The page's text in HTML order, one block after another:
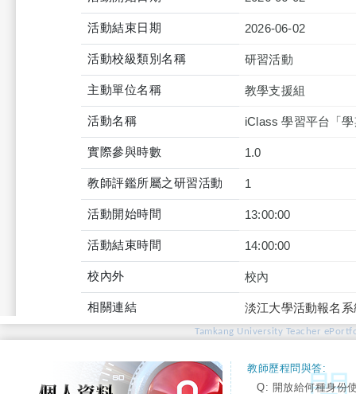
活動結束日期 2026-06-02
活動校級類別名稱 研習活動
主動單位名稱 教學支援組
活動名稱 iClass 學習平台「
實際參與時數 1.0
教師評鑑所屬之研習活動 1
活動開始時間 13:00:00
活動結束時間 14:00:00
校內外 校內
相關連結 淡江大學活動報名
Tamkang University Teacher
教師歷程問與答:
Q: 開放給何種身份